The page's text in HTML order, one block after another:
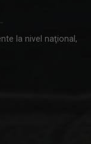
la nivel naţional,